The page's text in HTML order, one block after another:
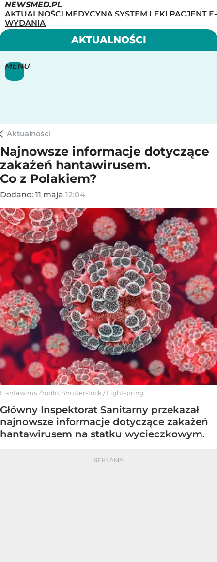
NEWSMED.PL
AKTUALNOŚCI MEDYCYNA SYSTEM LEKI PACJENT E-
WYDANIA
MENU
AKTUALNOŚCI
Aktualności
Najnowsze informacje dotyczące
zakażeń hantawirusem.
Co z Polakiem?
Dodano: 11 maja 12:04
HantawirusŹródło: Shutterstock/Lightspring
Główny Inspektorat Sanitarny przekazał
najnowsze informacje dotyczące zakażeń
hantawirusem na statku wycieczkowym.